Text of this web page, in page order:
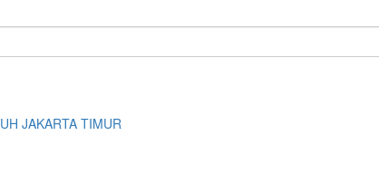
JAKARTA TIMUR